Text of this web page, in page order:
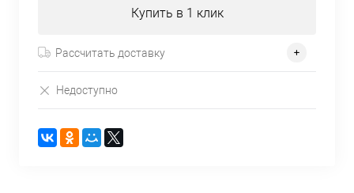
Купить в 1 клик
Рассчитать доставку
Недоступно